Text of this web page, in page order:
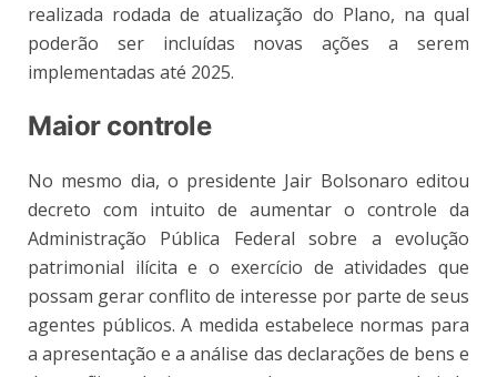
realizada rodada de atualização do Plano, na qual
poderão ser incluídas novas ações a serem
implementadas até 2025.
Maior controle
No mesmo dia, o presidente Jair Bolsonaro editou
decreto com intuito de aumentar o controle da
Administração Pública Federal sobre a evolução
patrimonial ilícita e o exercício de atividades que
possam gerar conflito de interesse por parte de seus
agentes públicos. A medida estabelece normas para
a apresentação e a análise das declarações de bens e